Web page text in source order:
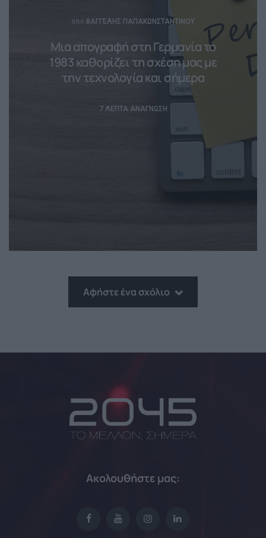
Posted
από ΒΑΓΓΈΛΗΣ ΠΑΠΑΚΩΝΣΤΑΝΤΊΝΟΥ
Μια απογραφή στη Γερμανία το
1983 καθορίζει τη σχέση μας με
την τεχνολογία και σήμερα
7 ΛΕΠΤΆ ΑΝΆΓΝΩΣΗ
Αφήστε ένα σχόλιο
Ακολουθήστε μας: